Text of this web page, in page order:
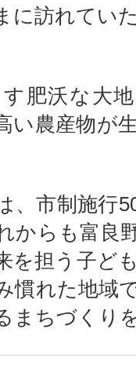
に訪れてい
肥沃な大
い農産物が
、市制施行
からも富良
を担う子ど
慣れた地域
まちづくり